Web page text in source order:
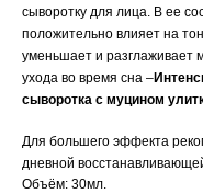
сыворотку для лица. В ее
положительно влияет на
уменьшает и разглаживает
ухода во время сна –
сыворотка с муцином
Для большего эффекта
дневной
Объём: 30мл.